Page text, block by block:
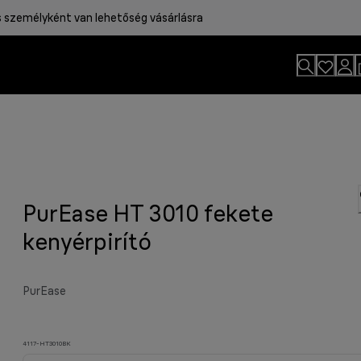
van lehetőség vásárlásra
grillje. Profi grillezési
van, hogy jól kezdődjön a nap.
töltött idő 50%-át* azokra a
számítanak.
PurEase HT 3010 fekete
kenyérpirító
PurEase
4117-HT3010BK